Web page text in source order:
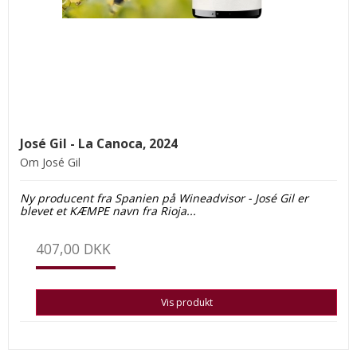
José Gil - La Canoca, 2024
Om José Gil
Ny producent fra Spanien på Wineadvisor - José Gil er
blevet et KÆMPE navn fra Rioja...
407,00 DKK
Vis produkt